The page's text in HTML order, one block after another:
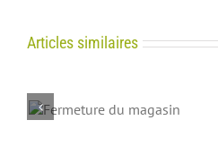
Articles similaires
FOOD ANGERS :